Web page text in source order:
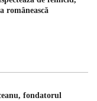
românească
fondatorul